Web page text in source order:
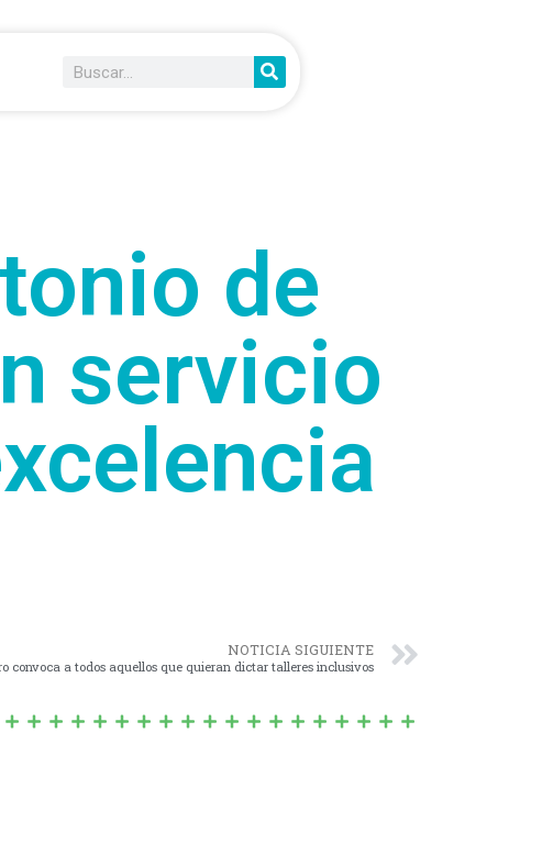
de
servicio
NOTICIA SIGUIENTE
convoca a todos aquellos que quieran dictar talleres inclusivos